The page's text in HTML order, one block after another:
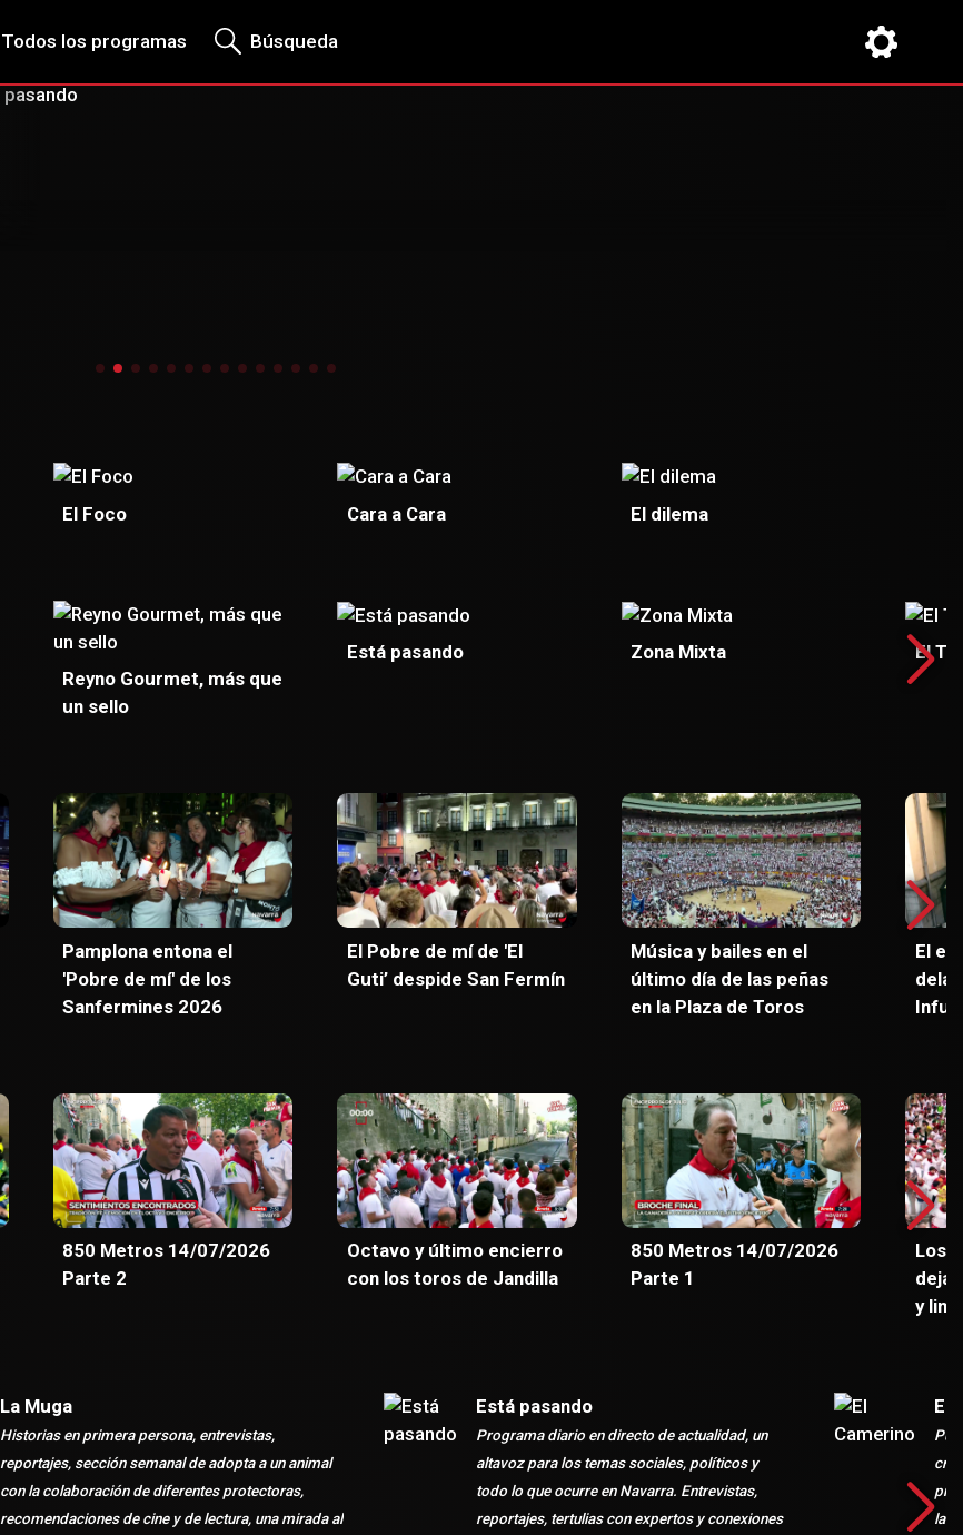
Todos los programas Búsqueda
El Foco Cara a Cara El dilema
Reyno Gourmet, más que
un sello
Está pasando Zona Mixta El
Pamplona entona el
'Pobre de mí' de los
Sanfermines 2026
El Pobre de mí de 'El
Guti’ despide San Fermín
Música y bailes en el
último día de las peñas
en la Plaza de Toros
El
850 Metros 14/07/2026
Parte 2
Octavo y último encierro
con los toros de Jandilla
850 Metros 14/07/2026
Parte 1
Los
y
La Muga
Historias en primera persona, entrevistas,
reportajes, sección semanal de adopta a un animal
con la colaboración de diferentes protectoras,
recomendaciones de cine y de lectura, una mirada al
Está pasando
Programa diario en directo de actualidad, un
altavoz para los temas sociales, políticos y
todo lo que ocurre en Navarra. Entrevistas,
reportajes, tertulias con expertos y conexiones
El
las